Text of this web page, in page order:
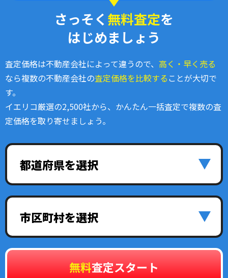
さっそく無料査定を
はじめましょう
査定価格は不動産会社によって違うので、 高く・早く売る
なら複数の不動産会社の査定価格を比較する ことが大切で
す。
イエリコ厳選の2,500社から、かんたん一括査定で複数の査
定価格を取り寄せましょう。
都道府県を選択
市区町村を選択
無料査定スタート